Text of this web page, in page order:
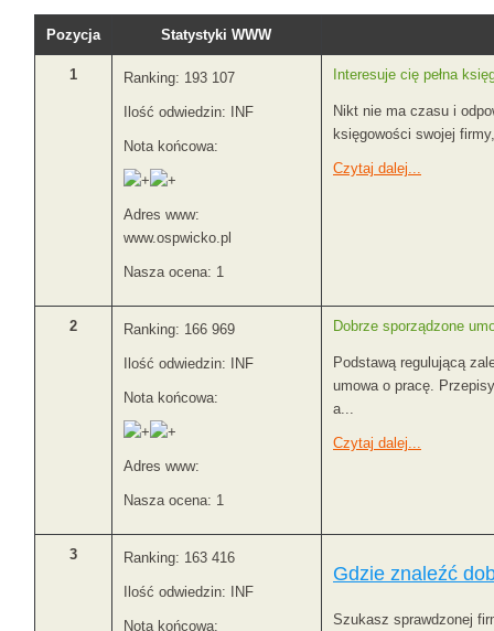
Pozycja Statystyki WWW
1 Ranking: 193 107
Ilość odwiedzin: INF
Nota końcowa:
Adres www:
www.ospwicko.pl
Nasza ocena: 1
Interesuje cię pełna
Nikt nie ma czasu i
księgowości swojej
Czytaj dalej...
2 Ranking: 166 969
Ilość odwiedzin: INF
Nota końcowa:
Adres www:
Nasza ocena: 1
Dobrze sporządzone
Podstawą regulującą
umowa o pracę.
a...
Czytaj dalej...
3 Ranking: 163 416
Ilość odwiedzin: INF
Nota końcowa:
Gdzie znaleźć
Szukasz sprawdzonej